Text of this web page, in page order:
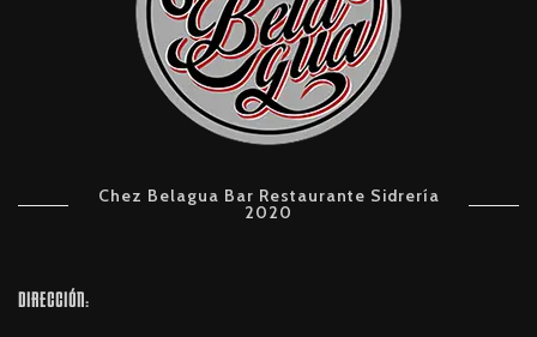
Chez Belagua Bar Restaurante Sidrería
2020
DIRECCIÓN: